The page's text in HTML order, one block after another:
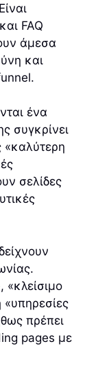
FAQ
άμεσα
και
ένα
συγκρίνει
«καλύτερη
σελίδες
«κλείσιμο
πρέπει
pages με